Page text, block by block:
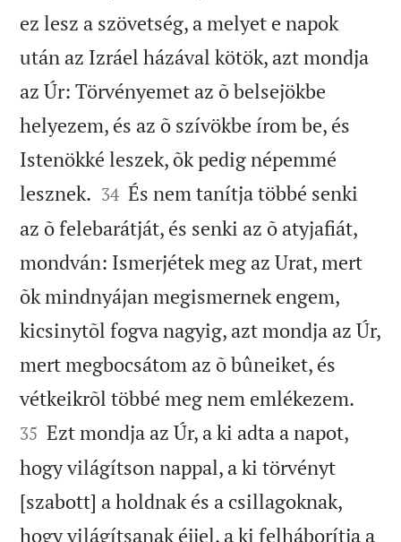
ez lesz a szövetség, a melyet e napok
után az Izráel házával kötök, azt mondja
az Úr: Törvényemet az õ belsejökbe
helyezem, és az õ szívökbe írom be, és
Istenökké leszek, õk pedig népemmé
lesznek. 

34 És nem tanítja többé senki
az õ felebarátját, és senki az õ atyjafiát,
mondván: Ismerjétek meg az Urat, mert
õk mindnyájan megismernek engem,
kicsinytõl fogva nagyig, azt mondja az Úr,
mert megbocsátom az õ bûneiket, és
vétkeikrõl többé meg nem emlékezem.
35 Ezt mondja az Úr, a ki adta a napot,
hogy világítson nappal, a ki törvényt
[szabott] a holdnak és a csillagoknak,
hogy világítsanak éjjel, a ki felháborítja a